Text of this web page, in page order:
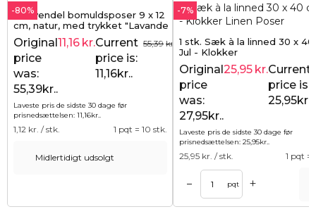
-80%
10 lavendel bomuldsposer 9 x 12
cm, natur, med trykket "Lavande
de Provence"
55,39 kr.
Original
price
was:
55,39kr..
11,16 kr.Current
price is:
11,16kr..
Laveste pris de sidste 30 dage før
prisnedsættelsen: 11,16kr..
1,12 kr. / stk. 1 pqt = 10 stk.
Midlertidigt udsolgt
-7%
1 stk. Sæk à la linned 30 x
Jul - Klokker
Original
price
was:
27,95kr..
25,95 kr.Current
price is:
25,95kr..
Laveste pris de sidste 30 dage før
prisnedsættelsen: 25,95kr..
25,95 kr. / stk. 1 pqt =
– pqt +